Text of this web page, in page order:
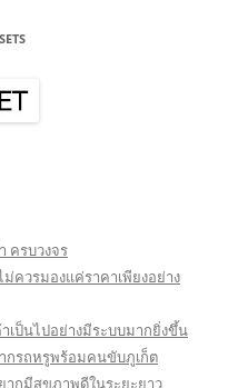
ครบวงจร
ควรมองแค่ราคาเพียงอย่าง
ป็นไปอย่างมีระบบมากยิ่งขึ้น
รถหรูพร้อมคนขับภูเก็ต
ากมีสุขภาพดีในระยะยาว